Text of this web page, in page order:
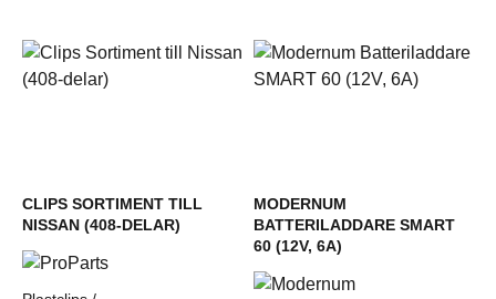
CLIPS SORTIMENT TILL
NISSAN (408-DELAR)
MODERNUM
BATTERILADDARE SMART
60 (12V, 6A)